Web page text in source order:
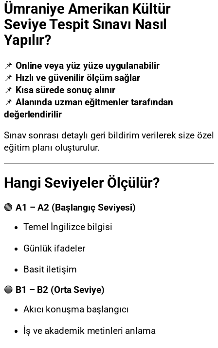
Ümraniye Amerikan Kültür
Seviye Tespit Sınavı Nasıl
Yapılır?
📌 Online veya yüz yüze uygulanabilir
📌 Hızlı ve güvenilir ölçüm sağlar
📌 Kısa sürede sonuç alınır
📌 Alanında uzman eğitmenler tarafından
değerlendirilir
Sınav sonrası detaylı geri bildirim verilerek size özel
eğitim planı oluşturulur.
Hangi Seviyeler Ölçülür?
🟢 A1 – A2 (Başlangıç Seviyesi)
Temel İngilizce bilgisi
Günlük ifadeler
Basit iletişim
🔵 B1 – B2 (Orta Seviye)
Akıcı konuşma başlangıcı
İş ve akademik metinleri anlama